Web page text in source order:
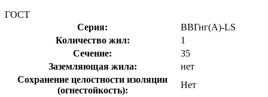
ГОСТ
Серия:
ВВГнг(А)-LS
Количество жил:
1
Сечение:
35
Заземляющая жила:
нет
Сохранение целостности изоляции
(огнестойкость):
Нет